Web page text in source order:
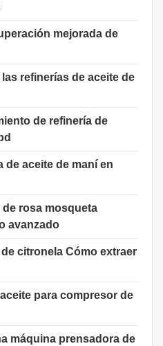
mejorada de
refinerías de aceite de
de refinería de
de aceite de maní en
de rosa mosqueta
avanzado
citronela Cómo extraer
para compresor de
máquina prensadora de